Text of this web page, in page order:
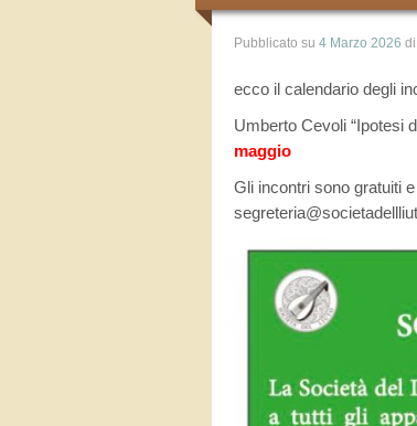
Pubblicato su 4 Marzo 2026 di
ecco il calendario degli
Umberto Cevoli “Ipotesi
maggio
Gli incontri sono gratuiti